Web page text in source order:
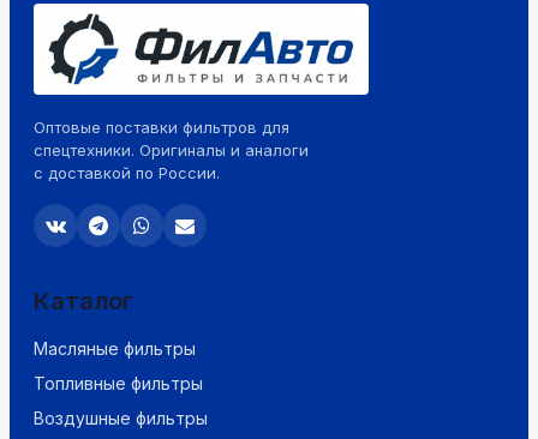
Оптовые поставки фильтров для
спецтехники. Оригиналы и аналоги
с доставкой по России.
Каталог
Масляные фильтры
Топливные фильтры
Воздушные фильтры